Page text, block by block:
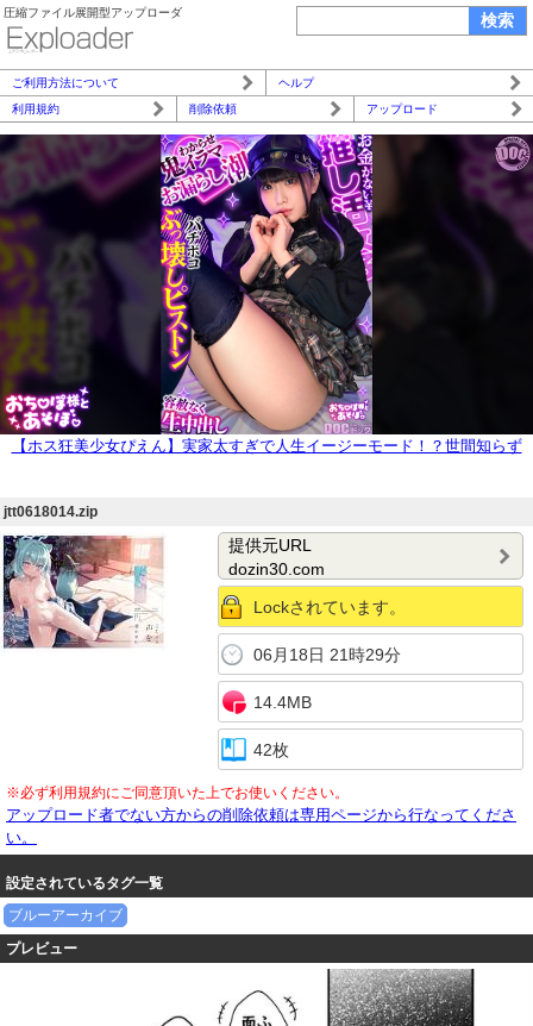
圧縮ファイル展開型アップローダ
ご利用方法について
ヘルプ
利用規約
削除依頼 アップロード
【ホス狂美少女ぴえん】実家太すぎで人生イージーモード！？世間知らず
ザーメンを中出し&顔面ぶっかけ！！【おち●ぽ様とあそぼ。】【しおり
ん】
jtt0618014.zip
提供元URL
dozin30.com
Lockされています。
06月18日 21時29分
14.4MB
42枚
※必ず利用規約にご同意頂いた上でお使いください。
アップロード者でない方からの削除依頼は専用ページから行なってくださ
い。
設定されているタグ一覧
ブルーアーカイブ
プレビュー